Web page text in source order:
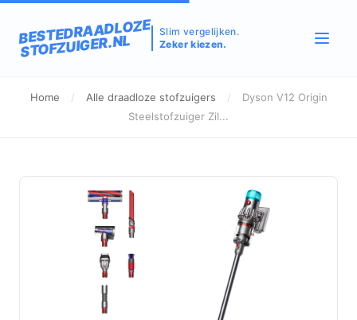
BESTEDRAADLOZE
STOFZUIGER.NL
Slim vergelijken.
Zeker kiezen.
Home / Alle draadloze stofzuigers /
Dyson V12 Origin
Steelstofzuiger Zil...